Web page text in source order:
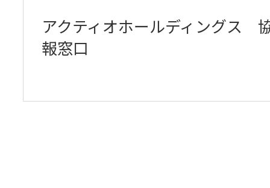
アクティオホールディングス
報窓口